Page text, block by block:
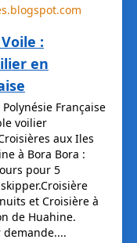
:
en
Française
voilier
aux Iles
à Bora Bora :
pour 5
et Croisière à
de Huahine.
demande....